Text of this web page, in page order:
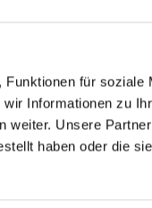
für soziale
Informationen zu
weiter. Unsere
haben oder die